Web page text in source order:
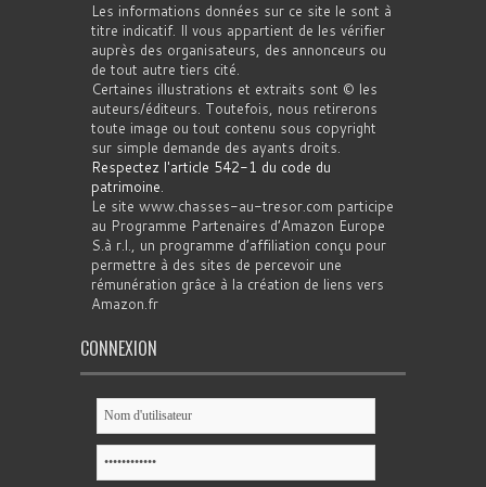
Les informations données sur ce site le sont à
titre indicatif. Il vous appartient de les vérifier
auprès des organisateurs, des annonceurs ou
de tout autre tiers cité.
Certaines illustrations et extraits sont © les
auteurs/éditeurs. Toutefois, nous retirerons
toute image ou tout contenu sous copyright
sur simple demande des ayants droits.
Respectez l'article 542-1 du code du
patrimoine.
Le site www.chasses-au-tresor.com participe
au Programme Partenaires d’Amazon Europe
S.à r.l., un programme d’affiliation conçu pour
permettre à des sites de percevoir une
rémunération grâce à la création de liens vers
Amazon.fr
CONNEXION